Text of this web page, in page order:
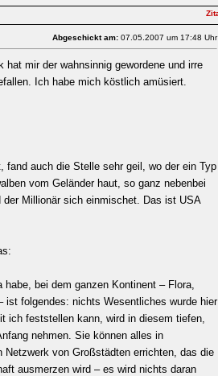
Abgeschickt am: 07.05.2007 um 17:48 Uhr
mir der wahnsinnig gewordene und irre
Ich habe mich köstlich amüsiert.
auch die Stelle sehr geil, wo der ein Typ
vom Geländer haut, so ganz nebenbei
Millionär sich einmischet. Das ist USA
bei dem ganzen Kontinent – Flora,
ist folgendes: nichts Wesentliches wurde hier
ich feststellen kann, wird in diesem tiefen,
nehmen. Sie können alles in
von Großstädten errichten, das die
ausmerzen wird – es wird nichts daran